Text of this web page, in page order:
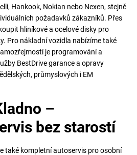
Hankook, Nokian nebo Nexen, stejně
požadavků zákazníků. Přes
hliníkové a ocelové disky pro
Pro nákladní vozidla nabízíme také
je programování a
BestDrive garance a opravy
průmyslových i EM
–
bez starostí
také kompletní autoservis pro osobní